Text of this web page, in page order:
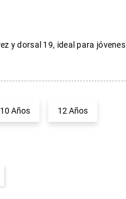
y dorsal 19, ideal para jóvenes
10 Años 12 Años